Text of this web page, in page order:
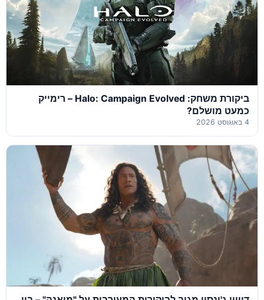
ביקורת משחק: Halo: Campaign Evolved – רימייק
כמעט מושלם?
4 באוגוסט 2026